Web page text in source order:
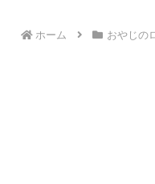
ホーム おやじの